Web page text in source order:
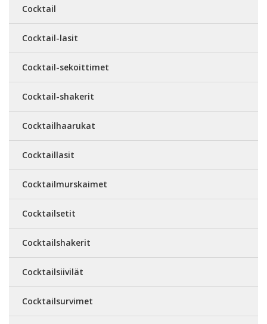
Cocktail
Cocktail-lasit
Cocktail-sekoittimet
Cocktail-shakerit
Cocktailhaarukat
Cocktaillasit
Cocktailmurskaimet
Cocktailsetit
Cocktailshakerit
Cocktailsiivilät
Cocktailsurvimet